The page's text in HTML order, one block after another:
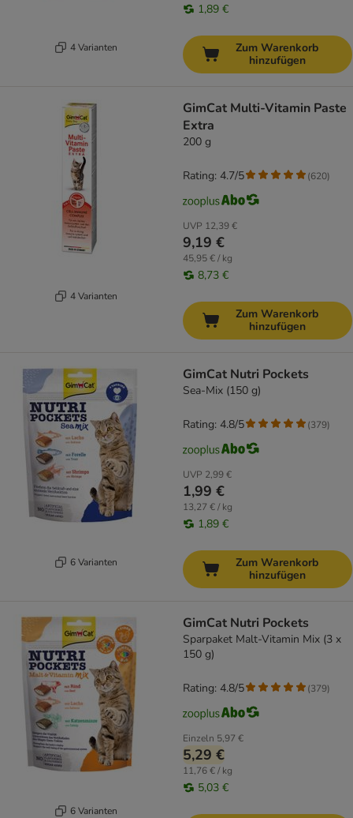
4 Varianten
1,89 €
Zum Warenkorb
hinzufügen
4 Varianten
GimCat Multi-Vitamin Paste
Extra
200 g
UVP 12,39 €
9,19 €
45,95 € / kg
8,73 €
Rating: 4.7/5 (620)
Zum Warenkorb
hinzufügen
6 Varianten
GimCat Nutri Pockets
Sea-Mix (150 g)
UVP 2,99 €
1,99 €
13,27 € / kg
1,89 €
Rating: 4.8/5 (379)
Zum Warenkorb
hinzufügen
6 Varianten
GimCat Nutri Pockets
Sparpaket Malt-Vitamin Mix (3 x
150 g)
Einzeln 5,97 €
5,29 €
11,76 € / kg
5,03 €
Rating: 4.8/5 (379)